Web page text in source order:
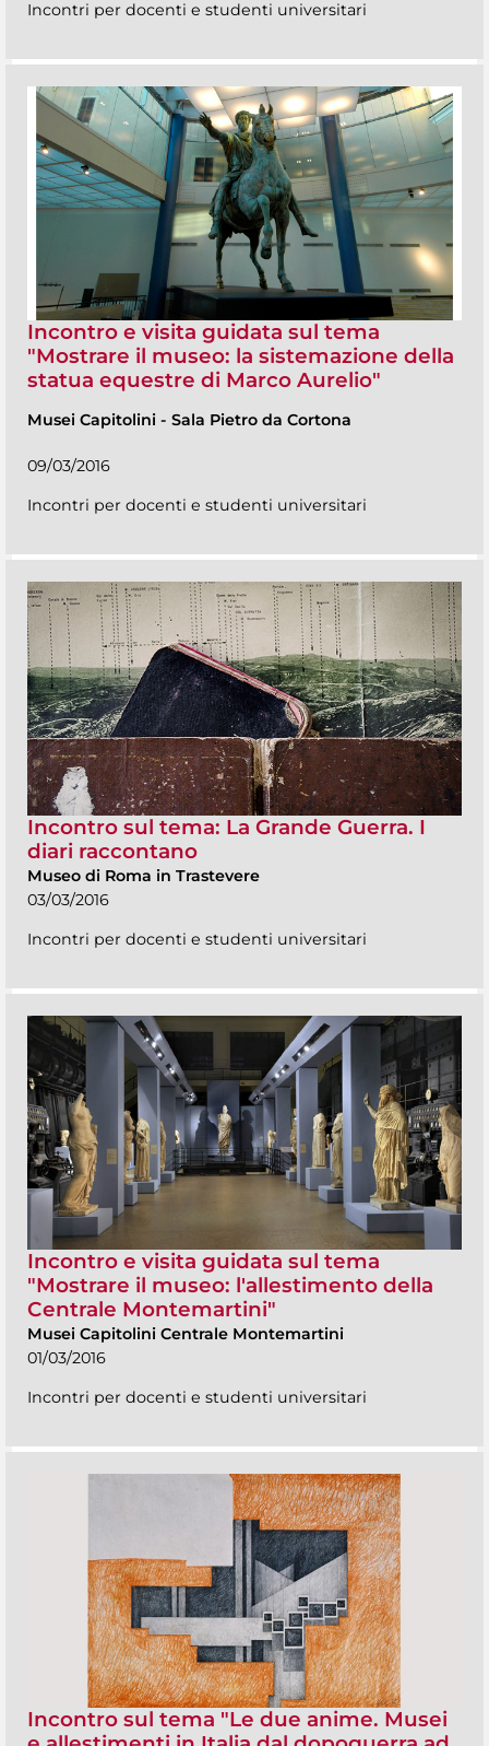
Incontri per docenti e studenti universitari
Incontro e visita guidata sul tema
"Mostrare il museo: la sistemazione della
statua equestre di Marco Aurelio"
Musei Capitolini - Sala Pietro da Cortona
09/03/2016
Incontri per docenti e studenti universitari
Incontro sul tema: La Grande Guerra. I
diari raccontano
Museo di Roma in Trastevere
03/03/2016
Incontri per docenti e studenti universitari
Incontro e visita guidata sul tema
"Mostrare il museo: l'allestimento della
Centrale Montemartini"
Musei Capitolini Centrale Montemartini
01/03/2016
Incontri per docenti e studenti universitari
Incontro sul tema "Le due anime. Musei